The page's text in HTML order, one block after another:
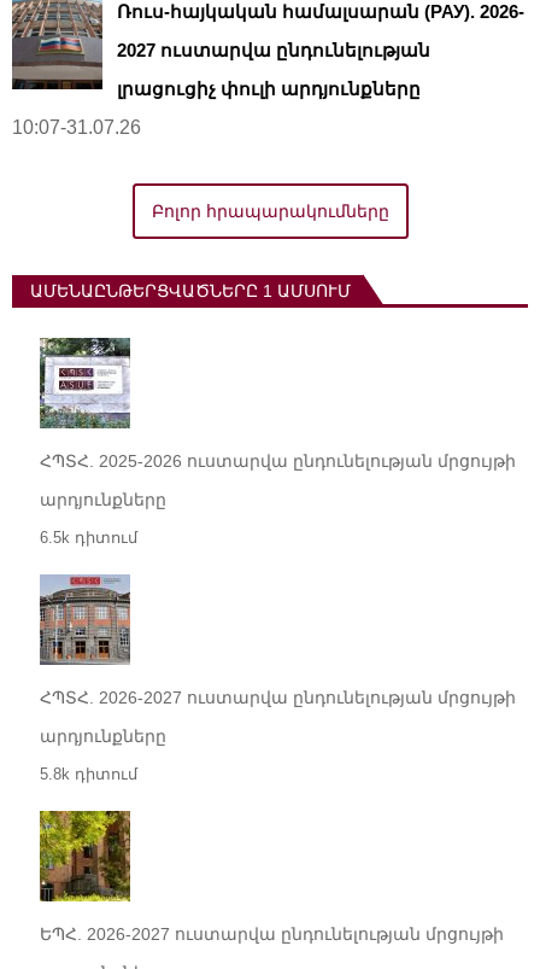
Ռուս-հայկական համալսարան (РАУ). 2026-
2027 ուստարվա ընդունելության
լրացուցիչ փուլի արդյունքները
10:07-31.07.26
Բոլոր հրապարակումները
ԱՄԵՆԱԸՆԹԵՐՑՎԱԾՆԵՐԸ 1 ԱՄՍՈՒՄ
ՀՊՏՀ. 2025-2026 ուստարվա ընդունելության մրցույթի
արդյունքները
6.5k դիտում
ՀՊՏՀ. 2026-2027 ուստարվա ընդունելության մրցույթի
արդյունքները
5.8k դիտում
ԵՊՀ. 2026-2027 ուստարվա ընդունելության մրցույթի